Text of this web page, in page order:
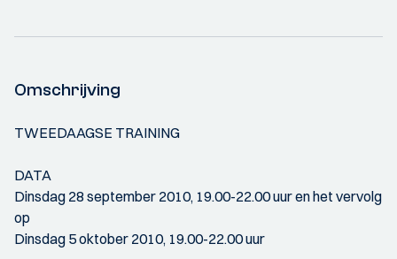
Omschrijving
TWEEDAAGSE TRAINING
DATA
Dinsdag 28 september 2010, 19.00-22.00 uur en het vervolg
op
Dinsdag 5 oktober 2010, 19.00-22.00 uur